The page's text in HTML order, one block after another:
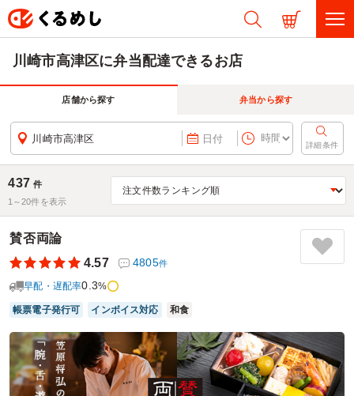
川崎市高津区に弁当配達できるお店
店舗から探す 弁当から探す
川崎市高津区 日付
詳細条件
437 件
1～20件を表示
賛否両論
4.57
4805件
早配・遅配率0.3%
帳票電子発行可 インボイス対応 和食